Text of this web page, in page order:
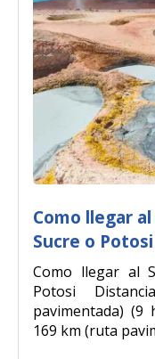
Como llegar
Sucre o Potosi
Como llegar al
Potosi
pavimentada) (9
169 km (ruta